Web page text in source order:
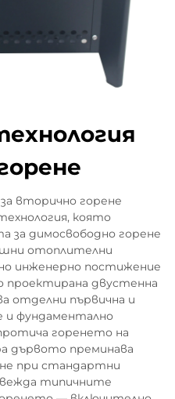
вторично горене
която
за димосвободно горене
отоплителни
инженерно постижение
проектирана двустенна
отделни първична и
и фундаментално
горенето на
дървото преминава
при стандартни
типичните